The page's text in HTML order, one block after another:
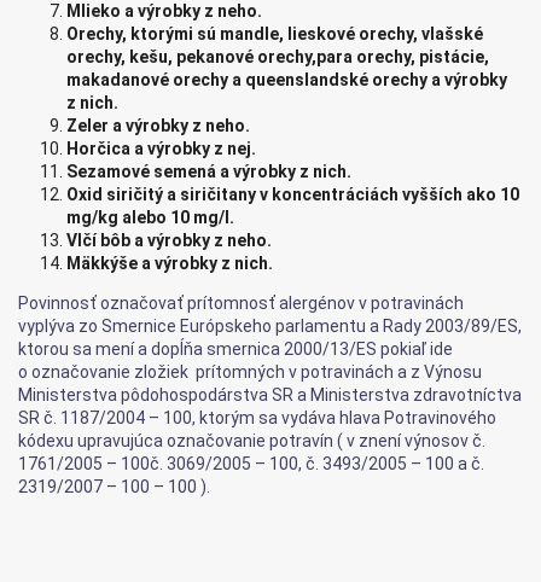
Mlieko a výrobky z neho.
Orechy, ktorými sú mandle, lieskové orechy, vlašské
orechy, kešu, pekanové orechy,para orechy, pistácie,
makadanové orechy a queenslandské orechy a výrobky
z nich.
Zeler a výrobky z neho.
Horčica a výrobky z nej.
Sezamové semená a výrobky z nich.
Oxid siričitý a siričitany v koncentráciách vyšších ako 10
mg/kg alebo 10 mg/l.
Vlčí bôb a výrobky z neho.
Mäkkýše a výrobky z nich.
Povinnosť označovať prítomnosť alergénov v potravinách
vyplýva zo Smernice Európskeho parlamentu a Rady 2003/89/ES,
ktorou sa mení a dopĺňa smernica 2000/13/ES pokiaľ ide
o označovanie zložiek prítomných v potravinách a z Výnosu
Ministerstva pôdohospodárstva SR a Ministerstva zdravotníctva
SR č. 1187/2004 – 100, ktorým sa vydáva hlava Potravinového
kódexu upravujúca označovanie potravín ( v znení výnosov č.
1761/2005 – 100č. 3069/2005 – 100, č. 3493/2005 – 100 a č.
2319/2007 – 100 – 100 ).